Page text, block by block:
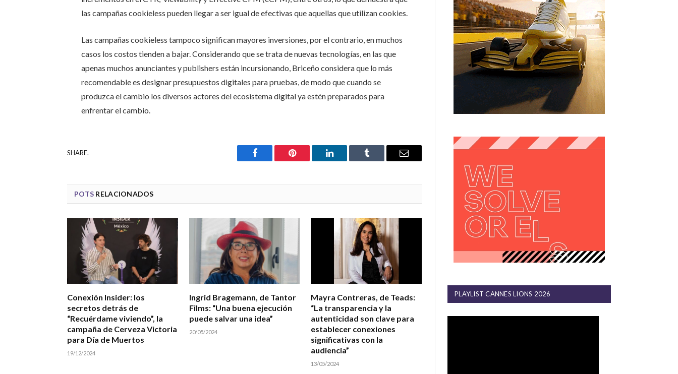
las campañas cookieless pueden llegar a ser igual de efectivas que aquellas que utilizan cookies.
Las campañas cookieless tampoco significan mayores inversiones, por el contrario, en muchos
casos los costos tienden a bajar. Considerando que se trata de nuevas tecnologías, en las que
apenas muchos anunciantes y publishers están incursionando, Briceño considera que lo más
recomendable es designar presupuestos digitales para pruebas, de modo que cuando se
produzca el cambio los diversos actores del ecosistema digital ya estén preparados para
enfrentar el cambio.
SHARE.
Facebook Pinterest LinkedIn Tumblr Email
POTS RELACIONADOS
Conexión Insider: los
secretos detrás de
“Recuérdame viviendo”, la
campaña de Cerveza Victoria
para Día de Muertos
19/12/2024
Ingrid Bragemann, de Tantor
Films: “Una buena ejecución
puede salvar una idea”
20/05/2024
Mayra Contreras, de Teads:
“La transparencia y la
autenticidad son clave para
establecer conexiones
significativas con la
audiencia”
13/05/2024
PLAYLIST CANNES LIONS 2026